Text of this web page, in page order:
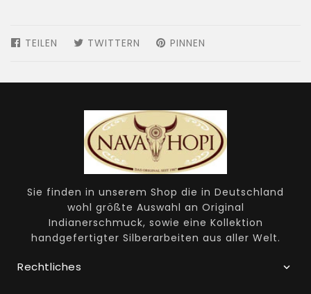
TEILEN AUF
TWITTERN AUF
PINNEN
Sie finden in unserem Shop die in Deutschland
wohl größte Auswahl an Original
Indianerschmuck, sowie eine Kollektion
handgefertigter Silberarbeiten aus aller Welt.
Rechtliches